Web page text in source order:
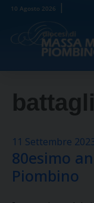
Skip
content
10 Agosto 2026
11 Settembre
80esimo
Piombino